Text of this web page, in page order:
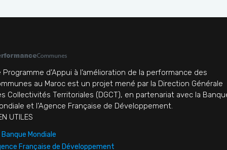
Programme d’Appui à l’amélioration de la performance des
au Maroc est un projet mené par la Direction Générale
Collectivités Territoriales (DGCT), en partenariat avec la
et l’Agence Française de Développement.
UTILES
Banque Mondiale
Française de Développement